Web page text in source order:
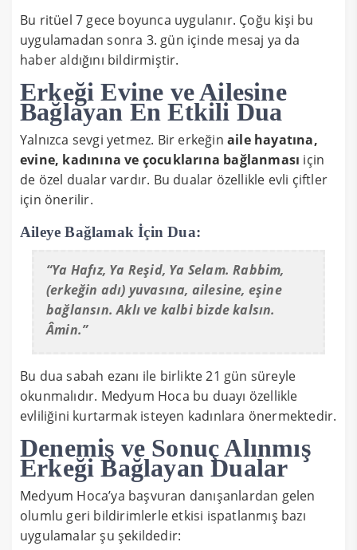
Bu ritüel 7 gece boyunca uygulanır. Çoğu kişi bu
uygulamadan sonra 3. gün içinde mesaj ya da
haber aldığını bildirmiştir.
Erkeği Evine ve Ailesine
Bağlayan En Etkili Dua
Yalnızca sevgi yetmez. Bir erkeğin aile hayatına,
evine, kadınına ve çocuklarına bağlanması için
de özel dualar vardır. Bu dualar özellikle evli çiftler
için önerilir.
Aileye Bağlamak İçin Dua:
“Ya Hafız, Ya Reşid, Ya Selam. Rabbim,
(erkeğin adı) yuvasına, ailesine, eşine
bağlansın. Aklı ve kalbi bizde kalsın.
Âmin.”
Bu dua sabah ezanı ile birlikte 21 gün süreyle
okunmalıdır. Medyum Hoca bu duayı özellikle
evliliğini kurtarmak isteyen kadınlara önermektedir.
Denemiş ve Sonuç Alınmış
Erkeği Bağlayan Dualar
Medyum Hoca’ya başvuran danışanlardan gelen
olumlu geri bildirimlerle etkisi ispatlanmış bazı
uygulamalar şu şekildedir: